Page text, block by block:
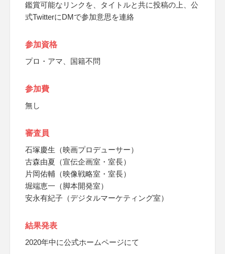
鑑賞可能なリンクを、タイトルと共に投稿の上、公
式TwitterにDMで参加意思を連絡
参加資格
プロ・アマ、国籍不問
参加費
無し
審査員
石塚慶生（映画プロデューサー）
古森由夏（宣伝企画室・室長）
片岡佑輔（映像戦略室・室長）
堀端恵一（脚本開発室）
安永有紀子（デジタルマーケティング室）
結果発表
2020年中に公式ホームページにて